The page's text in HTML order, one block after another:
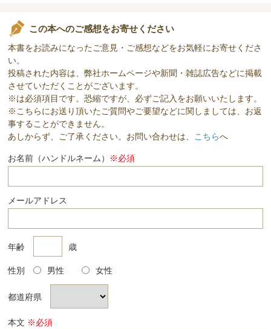
この本へのご感想をお寄せください
本書をお読みになったご意見・ご感想などをお気軽にお寄せくださ
い。
投稿された内容は、弊社ホームページや新聞・雑誌広告などに掲載
させていただくことがございます。
※は必須項目です。恐縮ですが、必ずご記入をお願いいたします。
※こちらにお送り頂いたご質問やご要望などに関しましては、お返
事することができません。
あしからず、ご了承ください。お問い合わせは、 こちらへ
お名前（ハンドルネーム） ※必須
メールアドレス
年齢 歳
性別 男性 女性
都道府県
本文 ※必須